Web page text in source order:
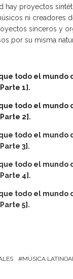
hay proyectos
ni creadores
sinceros y
por su misma
todo el mundo
1].
todo el mundo
2].
todo el mundo
3].
todo el mundo
4].
todo el mundo
5].
MÚSICA